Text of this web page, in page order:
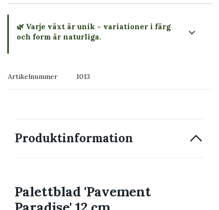
🌿 Varje växt är unik – variationer i färg
och form är naturliga.
Artikelnummer 1013
Produktinformation
Palettblad 'Pavement